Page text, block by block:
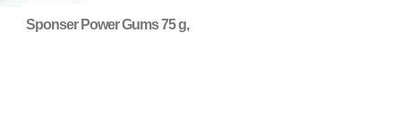
Sponser Power Gums 75 g,